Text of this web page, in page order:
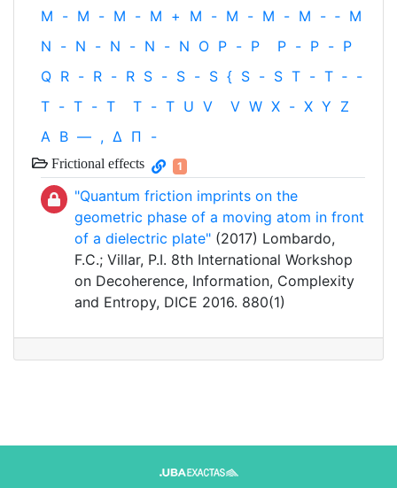
M - M - M - M + M - M - M - M - ‐ M
N - N - N - N - N O P - P P - P - P
Q R - R - R S - S - S { S - S T - T ‐ -
T - T - T T - T U V V W X - X Y Z
Α Β — , Δ Π -
Frictional effects 1
"Quantum friction imprints on the
geometric phase of a moving atom in front
of a dielectric plate" (2017) Lombardo,
F.C.; Villar, P.I. 8th International Workshop
on Decoherence, Information, Complexity
and Entropy, DICE 2016. 880(1)